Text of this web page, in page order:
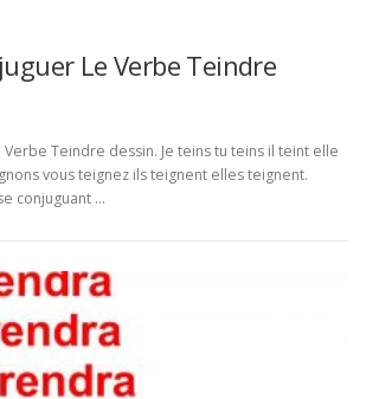
Le Verbe Teindre
Verbe Teindre dessin. Je teins tu teins il teint elle
vous teignez ils teignent elles teignent.
conjuguant …